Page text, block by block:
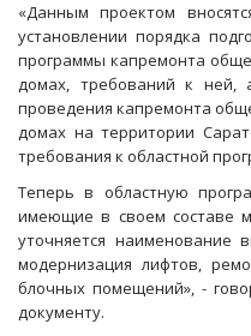
«Данным проектом
установлении порядка
программы капремонта
домах, требований к ней,
проведения капремонта
домах на территории
требования к областной
Теперь в областную
имеющие в своем составе
уточняется наименование
модернизация лифтов,
блочных помещений», -
документу.